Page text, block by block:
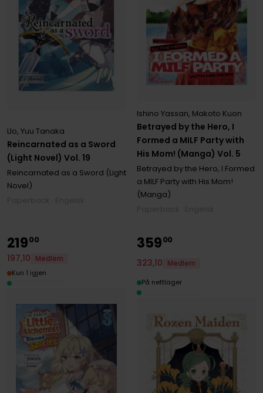
Reincarnated as a Sword
(Light Novel) Vol. 19
Llo, Yuu Tanaka
Reincarnated as a Sword (Light
Novel)
Betrayed by the Hero, I
Formed a MILF Party with
His Mom! (Manga) Vol. 5
Ishino Yassan, Makoto Kuon
Betrayed by the Hero, I Formed
a MILF Party with His Mom!
(Manga)
21900
197,10
Medlem
Kun 1 igjen
35900
323,10 Medlem
På nettlager